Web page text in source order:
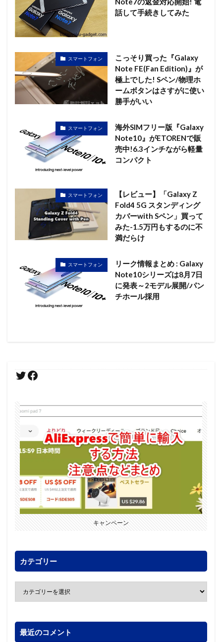
話して手続きしてみた
スマートフォン
こっそり買った『Galaxy
Note FE(Fan Edition)』が
極上でした! Sペン/物理ホ
ームボタンはさすがに使い
勝手がいい
スマートフォン
海外SIMフリー版『Galaxy
Note10』がETORENで販
売中!6.3インチながら軽量
コンパクト
スマートフォン
【レビュー】「Galaxy Z
Fold4 5G スタンディング
カバーwith Sペン」買って
みた-1.5万円もするのに不
満だらけ
スマートフォン
リーク情報まとめ : Galaxy
Note10シリーズは8月7日
に発表～2モデル展開/パン
チホール採用
キャンペーン
カテゴリー
最近のコメント